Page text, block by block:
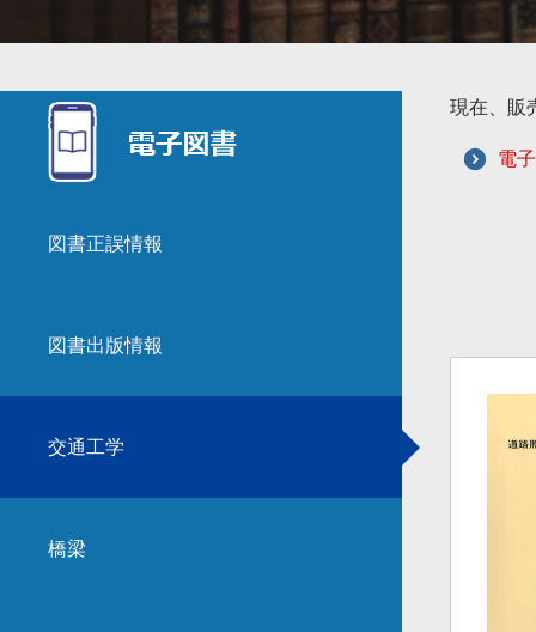
図書正誤情報
図書出版情報
交通工学
橋梁
現在、販
電